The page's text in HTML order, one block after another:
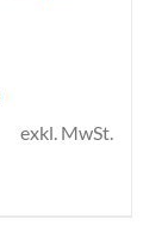
exkl. MwSt.